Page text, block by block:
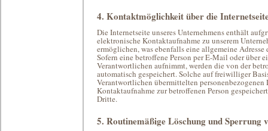
4. Kontaktmöglichkeit über die
Die Internetseite unseres Unternehmens enthält
elektronische Kontaktaufnahme zu unserem
ermöglichen, was ebenfalls eine allgemeine
Sofern eine betroffene Person per E-Mail oder
Verantwortlichen aufnimmt, werden die von der
automatisch gespeichert. Solche auf freiwilliger
Verantwortlichen übermittelten
Kontaktaufnahme zur betroffenen Person
Dritte.
5. Routinemäßige Löschung und Sperrung